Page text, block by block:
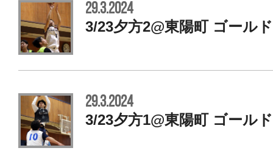
29.3.2024
3/23夕方2@東陽町 ゴール
29.3.2024
3/23夕方1@東陽町 ゴール